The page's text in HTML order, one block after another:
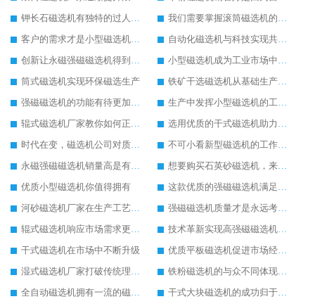
钾长石磁选机有独特的过人之处
我们需要掌握滚筒磁选机的保养方式
客户的需求才是小型磁选机厂家前进的动力
自动化磁选机与科技实现共进步发展
创新让永磁强磁磁选机得到更好地发展
小型磁选机成为工业市场中的主力军
筒式磁选机实现环保磁选生产
铁矿干选磁选机从基础生产上拓宽发展空间
强磁磁选机的功能有待更加完善
生产中发挥小型磁选机的工作效率
辊式磁选机厂家教你如何正确选购辊式磁选机
选用优质的干式磁选机助力生产更好
时代在变，磁选机公司对质量的要求不变
不可小看新型磁选机的工作实力
永磁强磁磁选机销量高是有迹可循的
想要购买石英砂磁选机，来潍坊华体会手机网页版-华体会(中国) 重工妥妥的
优质小型磁选机你值得拥有
这款优质的强磁磁选机满足客户需求
河砂磁选机厂家在生产工艺上的追求
强磁磁选机质量才是永远考虑的重点
辊式磁选机响应市场需求更快发展
技术革新实现高强磁磁选机脱胎换骨
干式磁选机在市场中不断升级
优质平板磁选机促进市场经济增长
湿式磁选机厂家打破传统理念探索新的商机
铁粉磁选机的与众不同体现在细节上
全自动磁选机拥有一流的磁选生产技术
干式大块磁选机的成功归于自身的创新生产